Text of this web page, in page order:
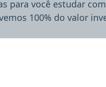
para você estudar
100% do valor